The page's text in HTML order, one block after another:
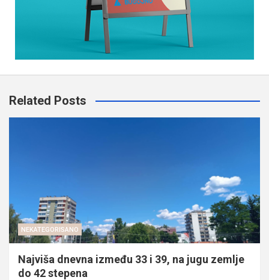
Related Posts
NEKATEGORISANO
Najviša dnevna između 33 i 39, na jugu zemlje
do 42 stepena